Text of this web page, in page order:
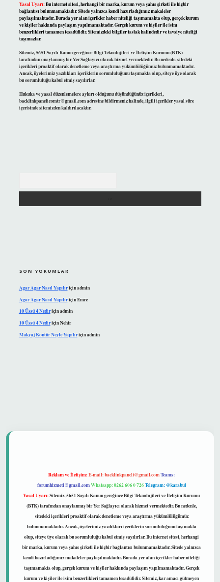
Yasal Uyarı:Bu internet sitesi, herhangi bir marka, kurum veya şahıs şirketi ile hiçbir
bağlantısı bulunmamaktadır. Sitede yalnızca kendi hazırladığımız makaleler
paylaşılmaktadır. Burada yer alan içerikler haber niteliği taşımamakta olup, gerçek kurum
ve kişiler hakkında paylaşım yapılmamaktadır. Gerçek kurum ve kişiler ile isim
benzerlikleri tamamen tesadüfidir. Sitemizdeki bilgiler taslak halindedir ve tavsiye niteliği
taşımazlar.
Sitemiz, 5651 Sayılı Kanun gereğince Bilgi Teknolojileri ve İletişim Kurumu (BTK)
tarafından onaylanmış bir Yer Sağlayıcı olarak hizmet vermektedir. Bu nedenle, sitedeki
içerikleri proaktif olarak denetleme veya araştırma yükümlülüğümüz bulunmamaktadır.
Ancak, üyelerimiz yazdıkları içeriklerin sorumluluğunu taşımakta olup, siteye üye olarak
bu sorumluluğu kabul etmiş sayılırlar.
Hukuka ve yasal düzenlemelere aykırı olduğunu düşündüğünüz içerikleri,
backlinkpanelicomtr@gmail.comadresine bildirmeniz halinde, ilgili içerikler yasal süre
içerisinde sitemizden kaldırılacaktır.
SON YORUMLAR
Agar Agar Nasıl Yapılıriçinadmin
Agar Agar Nasıl YapılıriçinEmre
10 Üssü 4 Nediriçinadmin
10 Üssü 4 NediriçinNehir
Makyaj Kontür Neyle Yapılıriçinadmin
Reklam ve İletişim:E-mail:backlinkpaneli@gmail.comTeams:
forumhizmeti@gmail.comWhatsapp: 0262 606 0 726Telegram: @karabul
Yasal Uyarı:Sitemiz, 5651 Sayılı Kanun gereğince Bilgi Teknolojileri ve İletişim Kurumu
(BTK) tarafından onaylanmış bir Yer Sağlayıcı olarak hizmet vermektedir. Bu nedenle,
sitedeki içerikleri proaktif olarak denetleme veya araştırma yükümlülüğümüz
bulunmamaktadır. Ancak, üyelerimiz yazdıkları içeriklerin sorumluluğunu taşımakta
olup, siteye üye olarak bu sorumluluğu kabul etmiş sayılırlar. Bu internet sitesi, herhangi
bir marka, kurum veya şahıs şirketi ile hiçbir bağlantısı bulunmamaktadır. Sitede yalnızca
kendi hazırladığımız makaleler paylaşılmaktadır. Burada yer alan içerikler haber niteliği
taşımamakta olup, gerçek kurum ve kişiler hakkında paylaşım yapılmamaktadır. Gerçek
kurum ve kişiler ile isim benzerlikleri tamamen tesadüfidir. Sitemiz, kar amacı gütmeyen